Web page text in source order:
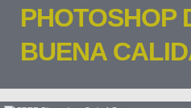
PHOTOSHOP
BUENA